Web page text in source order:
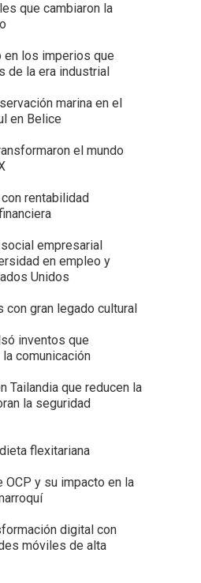
que cambiaron la
los imperios que
de la era industrial
marina en el
en Belice
el mundo
rentabilidad
empresarial
en empleo y
Unidos
gran legado cultural
inventos que
comunicación
Tailandia que reducen la
la seguridad
flexitariana
OCP y su impacto en la
digital con
móviles de alta